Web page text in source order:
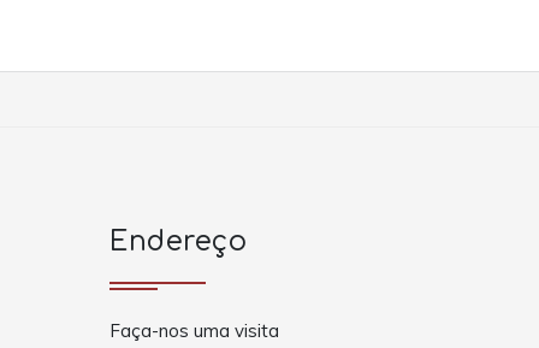
Endereço
Faça-nos uma visita